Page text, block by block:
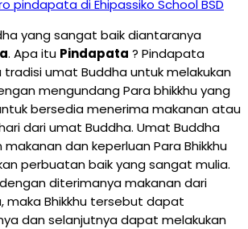
yang sangat baik diantaranya
. Apa itu Pindapata ? Pindapata
umat Buddha untuk melakukan
mengundang Para bhikkhu yang
bersedia menerima makanan atau
dari umat Buddha. Umat Buddha
dan keperluan Para Bhikkhu
perbuatan baik yang sangat mulia.
diterimanya makanan dari
maka Bhikkhu tersebut dapat
dan selanjutnya dapat melakukan